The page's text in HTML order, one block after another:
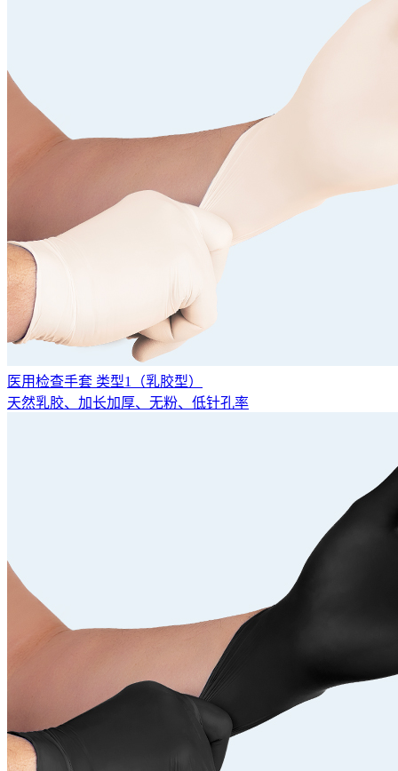
医用检查手套 类型1（乳胶型）
天然乳胶、加长加厚、无粉、低针孔率